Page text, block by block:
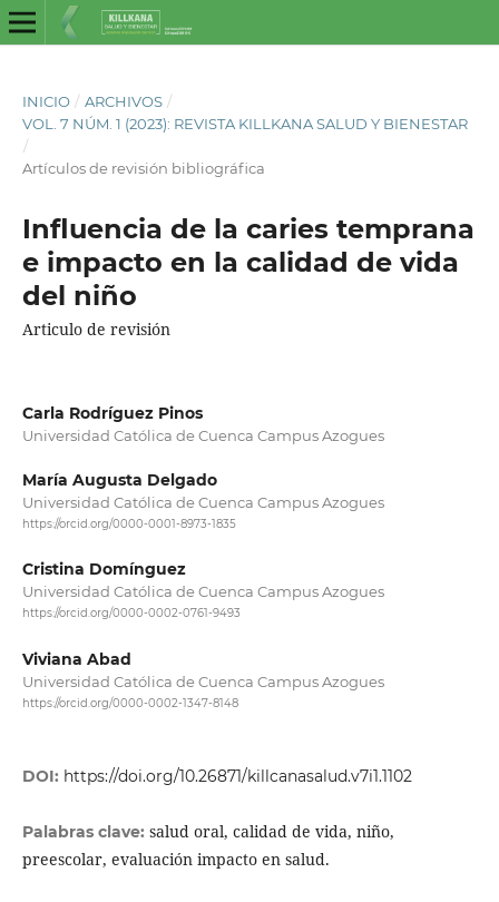
INICIO / ARCHIVOS /
VOL. 7 NÚM. 1 (2023): REVISTA KILLKANA SALUD Y BIENESTAR
/
Artículos de revisión bibliográfica
Influencia de la caries temprana
e impacto en la calidad de vida
del niño
Articulo de revisión
Carla Rodríguez Pinos
Universidad Católica de Cuenca Campus Azogues
María Augusta Delgado
Universidad Católica de Cuenca Campus Azogues
https://orcid.org/0000-0001-8973-1835
Cristina Domínguez
Universidad Católica de Cuenca Campus Azogues
https://orcid.org/0000-0002-0761-9493
Viviana Abad
Universidad Católica de Cuenca Campus Azogues
https://orcid.org/0000-0002-1347-8148
DOI: https://doi.org/10.26871/killcanasalud.v7i1.1102
Palabras clave: salud oral, calidad de vida, niño,
preescolar, evaluación impacto en salud.